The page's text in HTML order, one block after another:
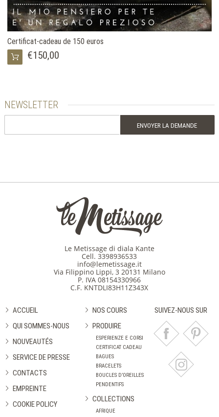
Certificat-cadeau de 150 euros
€150,00
NEWSLETTER
Le Metissage di diala Kante
Cell.3398936533
info@lemetissage.it
Via Filippino Lippi, 3 20131 Milano
P. IVA 08154330966
C.F. KNTDLI83H11Z343X
ACCUEIL
QUI SOMMES-NOUS
NOUVEAUTÉS
SERVICE DE PRESSE
CONTACTS
EMPREINTE
COOKIE POLICY
NOS COURS
PRODUIRE
ESPERIENZE E CORSI
CERTIFICAT CADEAU
BAGUES
BRACELETS
BOUCLES D’OREILLES
PENDENTIFS
COLLECTIONS
AFRIQUE
SUIVEZ-NOUS SUR